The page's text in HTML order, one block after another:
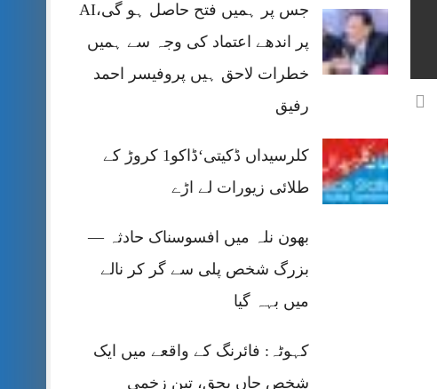
جس پر ہمیں فتح حاصل ہو گی،AI
پر اندھے اعتماد کی وجہ سے ہمیں
خطرات لاحق ہیں پروفیسر احمد
رفیق
کلرسیداں ڈکیتی‘ڈاکو1 کروڑ کے
طلائی زیورات لے اڑے
بھون نلہ میں افسوسناک حادثہ —
بزرگ شخص پلی سے گر کر نالے
میں بہہ گیا
کہوٹہ: فائرنگ کے واقعے میں ایک
شخص جاں بحق، تین زخمی